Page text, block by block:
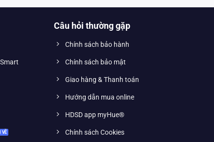
Câu hỏi thường gặp
Chính sách bảo hành
Chính sách bảo mật
Giao hàng & Thanh toán
Hướng dẫn mua online
HDSD app myHue®
Chính sách Cookies